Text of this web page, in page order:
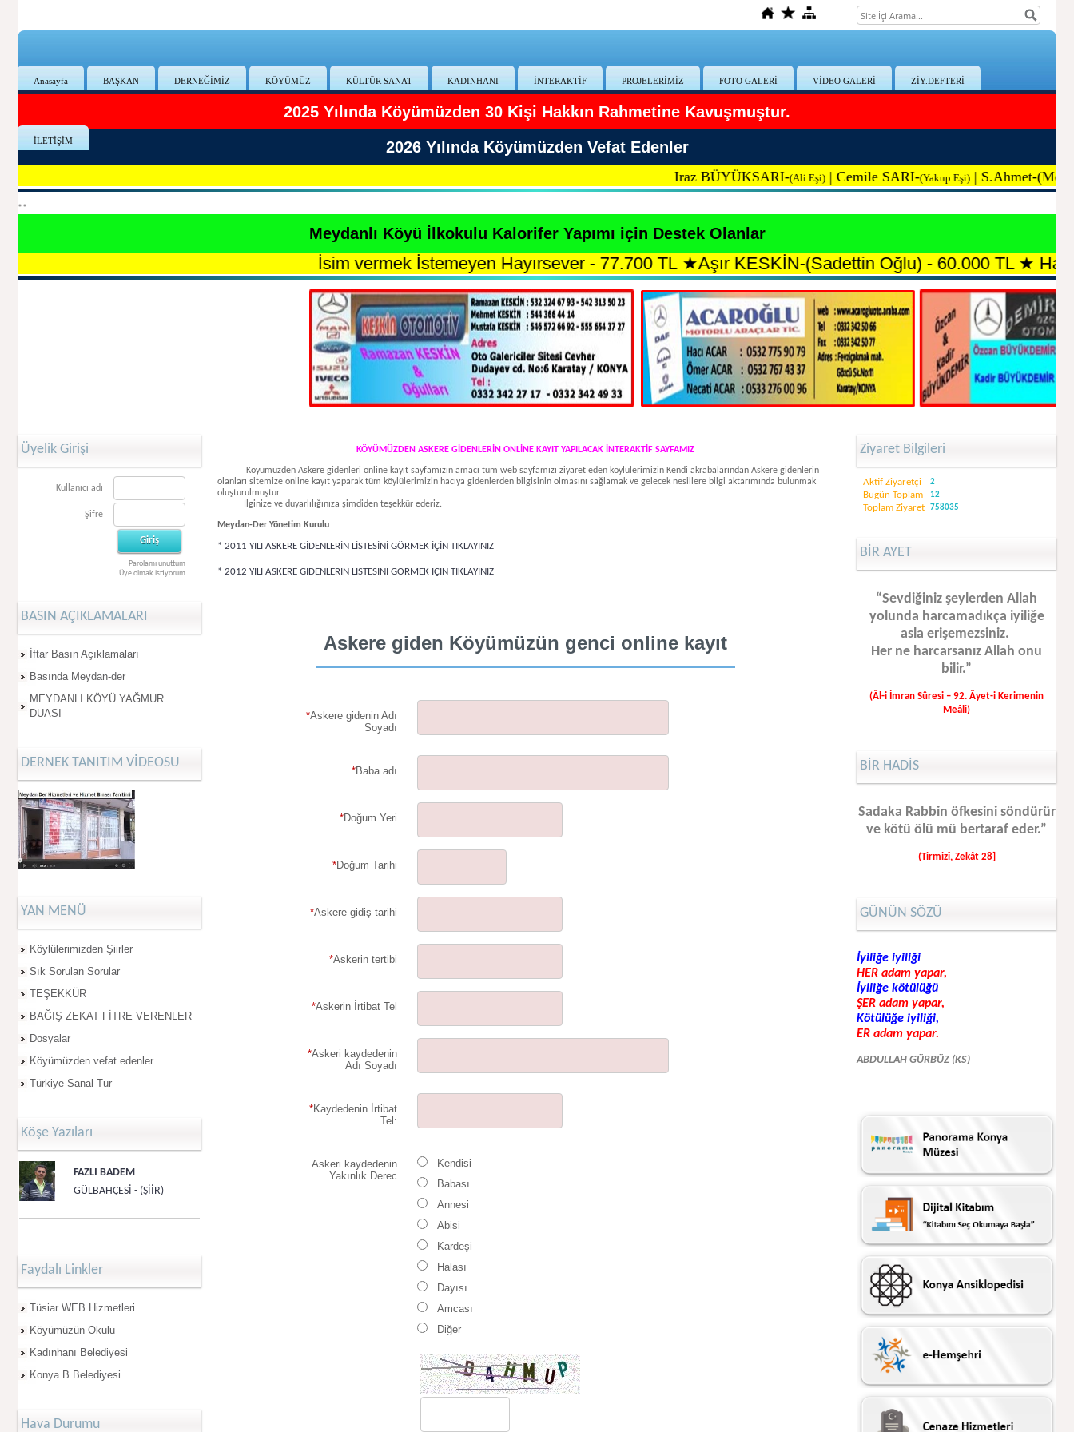
Anasayfa BAŞKAN DERNEĞİMİZ KÖYÜMÜZ KÜLTÜR SANAT KADINHANI İNTERAKTİF PROJELERİMİZ FOTO GALERİ VİDEO GALERİ ZİY.DEFTERİ
İLETİŞİM
2025 Yılında Köyümüzden 30 Kişi Hakkın Rahmetine Kavuşmuştur.
2026 Yılında Köyümüzden Vefat Edenler
Iraz BÜYÜKSARI-(Ali Eşi) |Cemile SARI- (Yakup Eşi) |S.Ah met-(Mehmet)
**
Meydanlı Köyü İlkokulu Kalorifer Yapımı için Destek Olanlar
İsim vermek İstemeyen Hayırsever - 77.700 TL★Aşır KESKİN-(Sadettin Oğlu) - 60.000 TL★Hasan
Üyelik Girişi
Kullanıcı adı
Şifre
Parolamı unuttum
Üye olmak istiyorum
BASIN AÇIKLAMALARI
İftar Basın Açıklamaları
Basında Meydan-der
MEYDANLI KÖYÜ YAĞMUR
DUASI
DERNEK TANITIM VİDEOSU
YAN MENÜ
Köylülerimizden Şiirler
Sık Sorulan Sorular
TEŞEKKÜR
BAĞIŞ ZEKAT FİTRE VERENLER
Dosyalar
Köyümüzden vefat edenler
Türkiye Sanal Tur
Köşe Yazıları
FAZLI BADEM
GÜLBAHÇESİ - (ŞİİR)
Faydalı Linkler
Tüsiar WEB Hizmetleri
Köyümüzün Okulu
Kadınhanı Belediyesi
Konya B.Belediyesi
Hava Durumu
KÖYÜMÜZDEN ASKERE GİDENLERİN ONLİNE KAYIT YAPILACAK İNTERAKTİF SAYFAMIZ
Köyümüzden Askere gidenleri online kayıt sayfamızın amacı tüm web sayfamızı ziyaret eden köylülerimizin Kendi akrabalarından Askere gidenlerin
olanları sitemize online kayıt yaparak tüm köylülerimizin hacıya gidenlerden bilgisinin olmasını sağlamak ve gelecek nesillere bilgi aktarımında bulunmak
oluşturulmuştur.
İlginize ve duyarlılığınıza şimdiden teşekkür ederiz.
Meydan-Der Yönetim Kurulu
* 2011 YILI ASKERE GİDENLERİN LİSTESİNİ GÖRMEK İÇİN TIKLAYINIZ
* 2012 YILI ASKERE GİDENLERİN LİSTESİNİ GÖRMEK İÇİN TIKLAYINIZ
Askere giden Köyümüzün genci online kayıt
*Askere gidenin Adı
Soyadı
*Baba adı
*Doğum Yeri
*Doğum Tarihi
*Askere gidiş tarihi
*Askerin tertibi
*Askerin İrtibat Tel
*Askeri kaydedenin
Adı Soyadı
*Kaydedenin İrtibat
Tel:
Askeri kaydedenin
Yakınlık Derec
Kendisi
Babası
Annesi
Abisi
Kardeşi
Halası
Dayısı
Amcası
Diğer
Ziyaret Bilgileri
Aktif Ziyaretçi 2
Bugün Toplam 12
Toplam Ziyaret 758035
BİR AYET
“Sevdiğiniz şeylerden Allah
yolunda harcamadıkça iyiliğe
asla erişemezsiniz.
Her ne harcarsanız Allah onu
bilir.”
(Âl-i İmran Sûresi – 92. Âyet-i Kerimenin
Meâli)
BİR HADİS
Sadaka Rabbin öfkesini söndürür
ve kötü ölü mü bertaraf eder.”
(Tirmizî, Zekât 28]
GÜNÜN SÖZÜ
İyiliğe iyiliği
HER adam yapar,
İyiliğe kötülüğü
ŞER adam yapar,
Kötülüğe iyiliği,
ER adam yapar.
ABDULLAH GÜRBÜZ (KS)